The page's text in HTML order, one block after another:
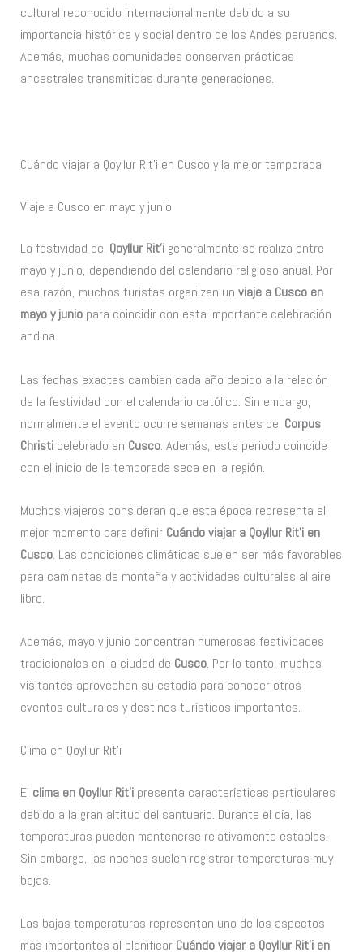
cultural reconocido internacionalmente debido a su
importancia histórica y social dentro de los Andes peruanos.
Además, muchas comunidades conservan prácticas
ancestrales transmitidas durante generaciones.
Cuándo viajar a Qoyllur Rit’i en Cusco y la mejor temporada
Viaje a Cusco en mayo y junio
La festividad del Qoyllur Rit’i generalmente se realiza entre
mayo y junio, dependiendo del calendario religioso anual. Por
esa razón, muchos turistas organizan unviaje a Cusco en
mayo y junio para coincidir con esta importante celebración
andina.
Las fechas exactas cambian cada año debido a la relación
de la festividad con el calendario católico. Sin embargo,
normalmente el evento ocurre semanas antes del Corpus
Christi celebrado en Cusco. Además, este periodo coincide
con el inicio de la temporada seca en la región.
Muchos viajeros consideran que esta época representa el
mejor momento para definir Cuándo viajar a Qoyllur Rit’i en
Cusco. Las condiciones climáticas suelen ser más favorables
para caminatas de montaña y actividades culturales al aire
libre.
Además, mayo y junio concentran numerosas festividades
tradicionales en la ciudad de Cusco. Por lo tanto, muchos
visitantes aprovechan su estadía para conocer otros
eventos culturales y destinos turísticos importantes.
Clima en Qoyllur Rit’i
El clima en Qoyllur Rit’i presenta características particulares
debido a la gran altitud del santuario. Durante el día, las
temperaturas pueden mantenerse relativamente estables.
Sin embargo, las noches suelen registrar temperaturas muy
bajas.
Las bajas temperaturas representan uno de los aspectos
más importantes al planificar Cuándo viajar a Qoyllur Rit’i en